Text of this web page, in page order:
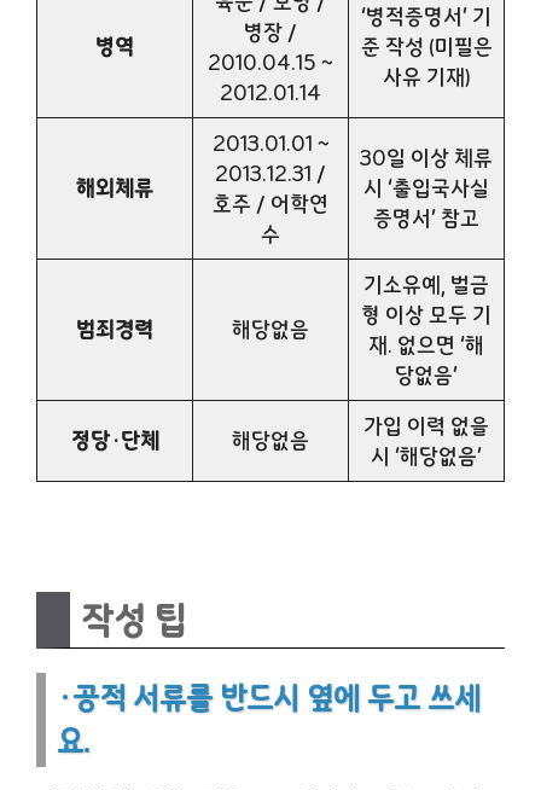
병역
병장 /
2010.04.15 ~
2012.01.14
‘병적증명서’ 기
준 작성 (미필은
사유 기재)
해외체류
2013.01.01 ~
2013.12.31 /
호주 / 어학연
수
30일 이상 체류
시 ‘출입국사실
증명서’ 참고
범죄경력 해당없음
기소유예, 벌금
형 이상 모두 기
재. 없으면 ‘해
당없음’
정당·단체 해당없음
가입 이력 없을
시 ‘해당없음’
작성 팁
·공적 서류를 반드시 옆에 두고 쓰세
요.